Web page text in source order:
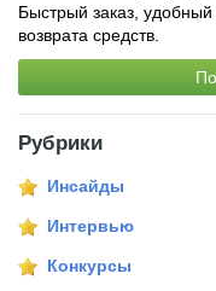
Быстрый заказ,
возврата средств.
Рубрики
Инсайды
Интервью
Конкурсы